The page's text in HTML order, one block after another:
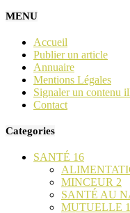
MENU
Accueil
Publier un article
Annuaire
Mentions Légales
Signaler un contenu
Contact
Categories
SANTÉ 16
MINCEUR 2
SANTÉ AU
MUTUELLE 1